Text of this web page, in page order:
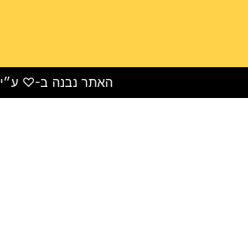
האתר נבנה ב-♡ ע״י